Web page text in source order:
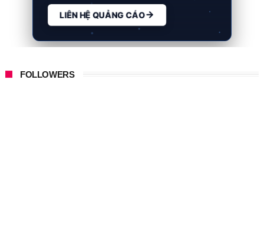
LIÊN HỆ QUẢNG CÁO
FOLLOWERS